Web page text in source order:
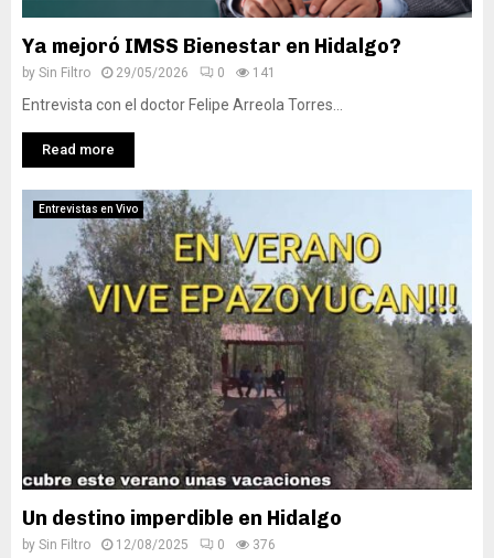
Ya mejoró IMSS Bienestar en Hidalgo?
by Sin Filtro 29/05/2026 0 141
Entrevista con el doctor Felipe Arreola Torres...
Read more
Entrevistas en Vivo
Un destino imperdible en Hidalgo
by Sin Filtro 12/08/2025 0 376